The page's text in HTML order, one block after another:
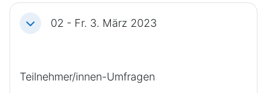
Einklappen02 - Fr. 3. März 2023
Teilnehmer/innen-Umfragen